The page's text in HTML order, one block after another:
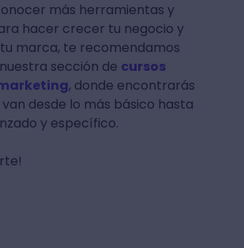
más herramientas y
hacer crecer tu negocio y
marca, te recomendamos
sección de cursos
, donde encontrarás
desde lo más básico hasta
y específico.